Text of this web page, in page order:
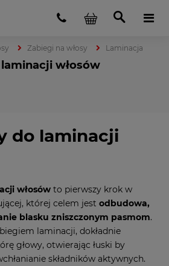
Zabiegi na włosy Laminacja
włosów
do laminacji
włosów to pierwszy krok w
której celem jest odbudowa,
blasku zniszczonym pasmom.
laminacji, dokładnie
głowy, otwierając łuski by
składników aktywnych.